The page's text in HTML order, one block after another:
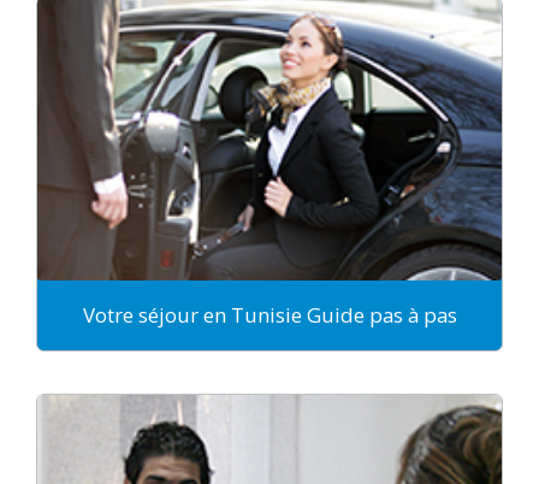
Votre séjour en Tunisie Guide pas à pas